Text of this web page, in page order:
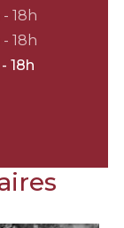
18h
18h
18h